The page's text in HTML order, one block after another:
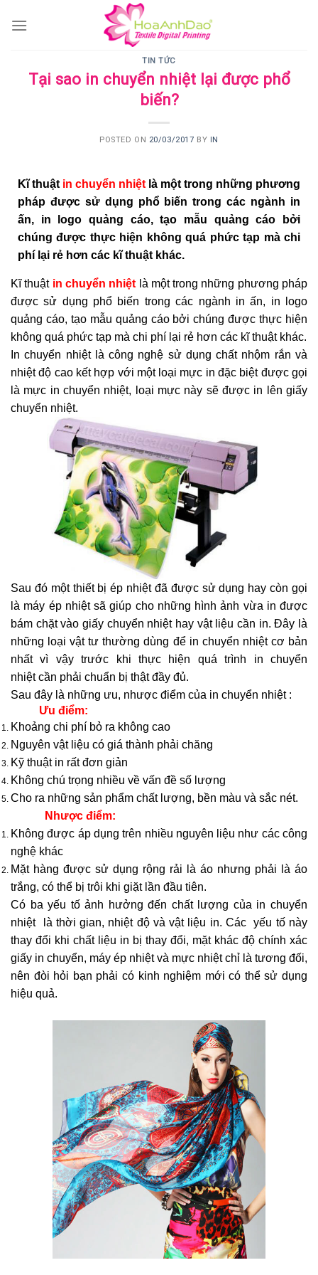
TIN TỨC
Tại sao in chuyển nhiệt lại được phổ
biến?
POSTED ON 20/03/2017 BY IN
Kĩ thuật in chuyển nhiệt là một trong những phương
pháp được sử dụng phổ biến trong các ngành in
ấn, in logo quảng cáo, tạo mẫu quảng cáo bởi
chúng được thực hiện không quá phức tạp mà chi
phí lại rẻ hơn các kĩ thuật khác.
Kĩ thuật in chuyển nhiệt là một trong những phương pháp
được sử dụng phổ biến trong các ngành in ấn, in logo
quảng cáo, tạo mẫu quảng cáo bởi chúng được thực hiện
không quá phức tạp mà chi phí lại rẻ hơn các kĩ thuật khác.
In chuyển nhiệt là công nghệ sử dụng chất nhộm rắn và
nhiệt độ cao kết hợp với một loại mực in đặc biệt được gọi
là mực in chuyển nhiệt, loại mực này sẽ được in lên giấy
chuyển nhiệt.
Sau đó một thiết bị ép nhiệt đã được sử dụng hay còn gọi
là máy ép nhiệt sã giúp cho những hình ảnh vừa in được
bám chặt vào giấy chuyển nhiệt hay vật liệu cần in. Đây là
những loại vật tư thường dùng để in chuyển nhiệt cơ bản
nhất vì vậy trước khi thực hiện quá trình in chuyển
nhiệt cần phải chuẩn bị thật đầy đủ.
Sau đây là những ưu, nhược điểm của in chuyển nhiệt :
Ưu điểm:
Khoảng chi phí bỏ ra không cao
Nguyên vật liệu có giá thành phải chăng
Kỹ thuật in rất đơn giản
Không chú trọng nhiều về vấn đề số lượng
Cho ra những sản phẩm chất lượng, bền màu và sắc nét.
Nhược điểm:
Không được áp dụng trên nhiều nguyên liệu như các công
nghệ khác
Mặt hàng được sử dụng rộng rải là áo nhưng phải là áo
trắng, có thể bị trôi khi giặt lần đầu tiên.
Có ba yếu tố ảnh hưởng đến chất lượng của in chuyển
nhiệt là thời gian, nhiệt độ và vật liệu in. Các yếu tố này
thay đổi khi chất liệu in bị thay đổi, mặt khác độ chính xác
giấy in chuyển, máy ép nhiệt và mực nhiệt chỉ là tương đối,
nên đòi hỏi bạn phải có kinh nghiệm mới có thể sử dụng
hiệu quả.